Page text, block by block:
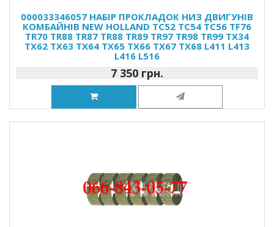
000033346057 НАБІР ПРОКЛАДОК НИЗ ДВИГУНІВ
КОМБАЙНІВ NEW HOLLAND TC52 TC54 TC56 TF76
TR70 TR88 TR87 TR88 TR89 TR97 TR98 TR99 TX34
TX62 TX63 TX64 TX65 TX66 TX67 TX68 L411 L413
L416 L516
7 350 грн.